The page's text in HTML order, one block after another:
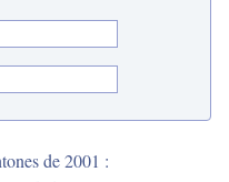
de 2001 :